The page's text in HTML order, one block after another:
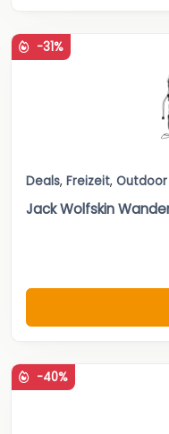
-31%
Deals, Freizeit, Outdoor
Jack Wolfskin
-40%